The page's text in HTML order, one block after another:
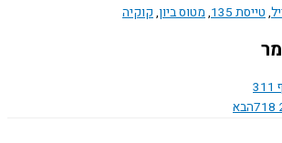
135
,מטוס ביון,קוקיה
הבא